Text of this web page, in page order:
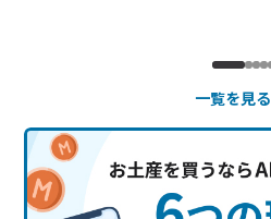
一覧を見る